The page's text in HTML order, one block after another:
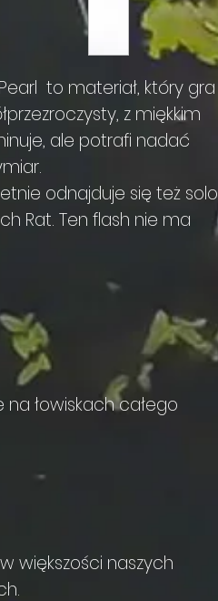
to materiał, który gra
z miękkim
ale potrafi nadać
odnajduje się też solo
Rat. Ten flash nie ma
łowiskach całego
większości naszych